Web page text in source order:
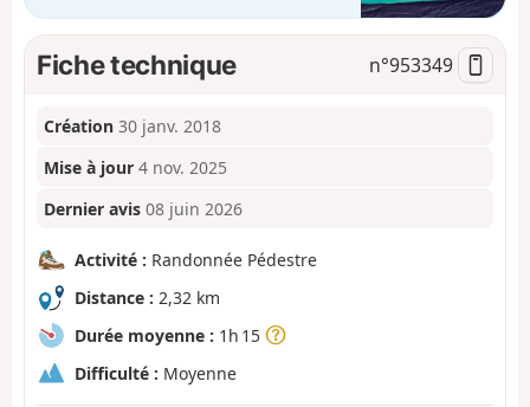
Fiche technique n°953349
Création 30 janv. 2018
Mise à jour 4 nov. 2025
Dernier avis 08 juin 2026
Activité : Randonnée Pédestre
Distance : 2,32 km
Durée moyenne : 1h 15
Difficulté : Moyenne